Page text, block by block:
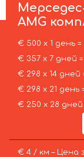
AMG
€ 500 х 1 день
€ 357 х 7 дней
€ 298 х 14 дней
€ 298 х 21 день
€ 250 х 28 дней
€ 4 / км – Цена